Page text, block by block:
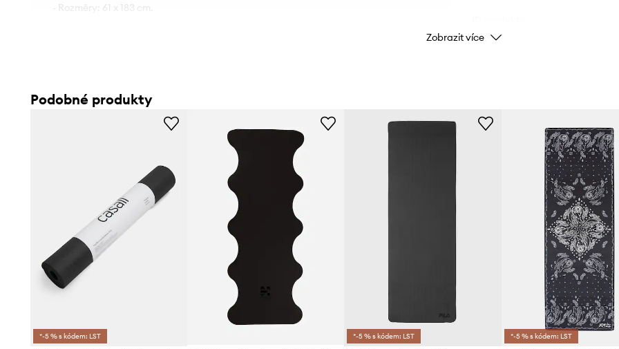
- Rozměry: 61 x 183 cm.
Zobrazit více
Podobné produkty
*-5 % s kódem: LST *-5 % s kódem: LST *-5 % s kódem: LST